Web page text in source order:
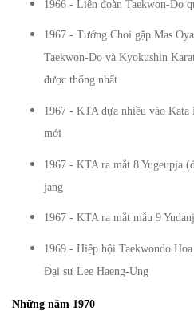
1966 - Liên đoàn Taekwon-Do
1967 - Tướng Choi gặp Mas
Taekwon-Do và Kyokushin
được thống nhất
1967 - KTA dựa nhiều vào Kata
mới
1967 - KTA ra mắt 8 Yugeupja
jang
1967 - KTA ra mắt mẫu 9
1969 - Hiệp hội Taekwondo
Đại sư Lee Haeng-Ung
Những năm 1970